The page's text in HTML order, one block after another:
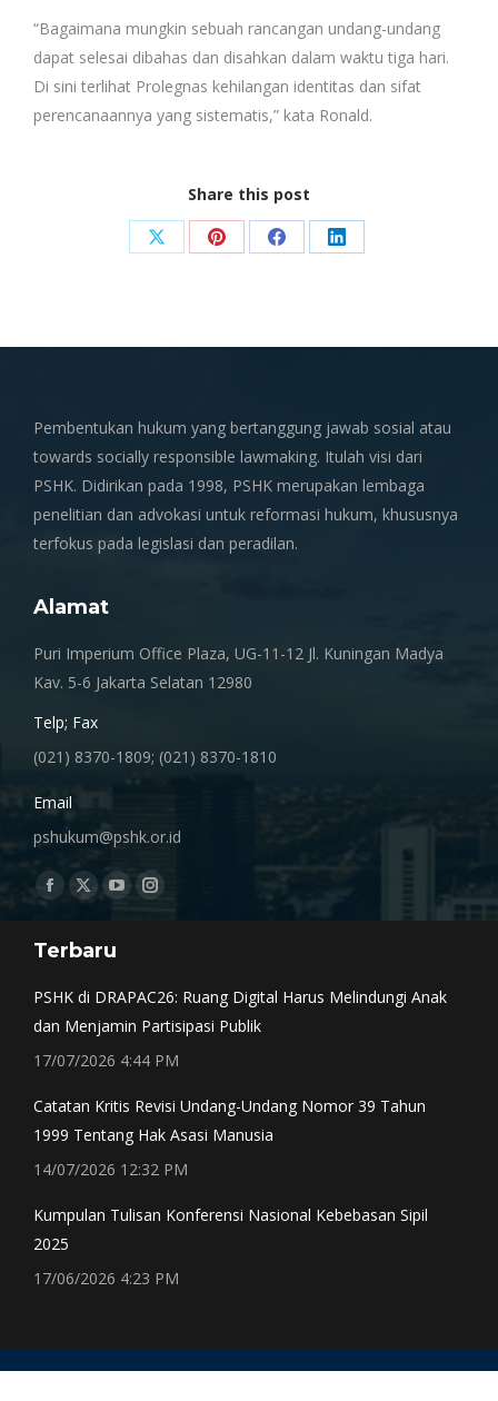
“Bagaimana mungkin sebuah rancangan undang-undang
dapat selesai dibahas dan disahkan dalam waktu tiga hari.
Di sini terlihat Prolegnas kehilangan identitas dan sifat
perencanaannya yang sistematis,” kata Ronald.
Share this post
Share Share Share Share
Pembentukan hukum yang bertanggung jawab sosial atau
towards socially responsible lawmaking. Itulah visi dari
PSHK. Didirikan pada 1998, PSHK merupakan lembaga
penelitian dan advokasi untuk reformasi hukum, khususnya
terfokus pada legislasi dan peradilan.
Alamat
Puri Imperium Office Plaza, UG-11-12 Jl. Kuningan Madya
Kav. 5-6 Jakarta Selatan 12980
Telp; Fax
(021) 8370-1809; (021) 8370-1810
Email
pshukum@pshk.or.id
Find us on:
Facebook
opens
window
X
opens
window
YouTube
opens
Instagram
window
Terbaru
PSHK di DRAPAC26: Ruang Digital Harus Melindungi Anak
dan Menjamin Partisipasi Publik
17/07/2026 4:44 PM
Catatan Kritis Revisi Undang-Undang Nomor 39 Tahun
1999 Tentang Hak Asasi Manusia
14/07/2026 12:32 PM
Kumpulan Tulisan Konferensi Nasional Kebebasan Sipil
2025
17/06/2026 4:23 PM